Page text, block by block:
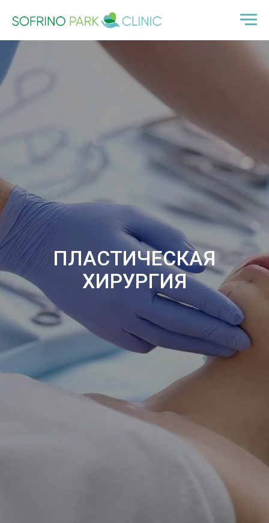
ПЛАСТИЧЕСКАЯ
ХИРУРГИЯ